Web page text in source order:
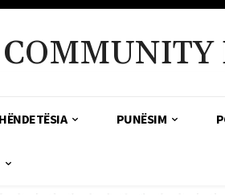
COMMUNITY
PUNËSIM